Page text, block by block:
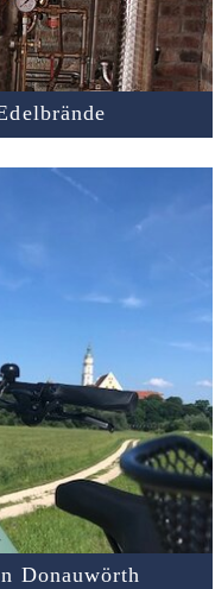
Donauwörth